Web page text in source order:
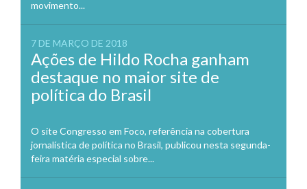
movimento...
7 DE MARÇO DE 2018
Ações de Hildo Rocha ganham
destaque no maior site de
política do Brasil
O site Congresso em Foco, referência na cobertura
jornalística de política no Brasil, publicou nesta segunda-
feira matéria especial sobre...